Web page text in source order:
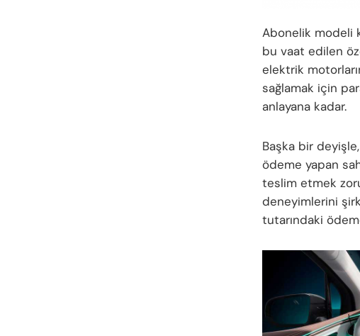
Abonelik modeli
bu vaat edilen
elektrik
sağlamak için
anlayana kadar.
Başka bir
ödeme yapan
teslim etmek
deneyimlerini
tutarındaki